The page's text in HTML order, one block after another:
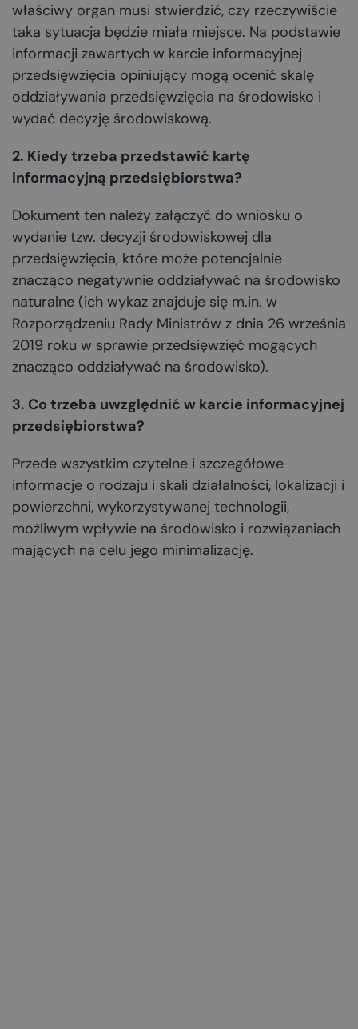
właściwy organ musi stwierdzić, czy rzeczywiście
taka sytuacja będzie miała miejsce. Na podstawie
informacji zawartych w karcie informacyjnej
przedsięwzięcia opiniujący mogą ocenić skalę
oddziaływania przedsięwzięcia na środowisko i
wydać decyzję środowiskową.
2. Kiedy trzeba przedstawić kartę
informacyjną przedsiębiorstwa?
Dokument ten należy załączyć do wniosku o
wydanie tzw. decyzji środowiskowej dla
przedsięwzięcia, które może potencjalnie
znacząco negatywnie oddziaływać na środowisko
naturalne (ich wykaz znajduje się m.in. w
Rozporządzeniu Rady Ministrów z dnia 26 września
2019 roku w sprawie przedsięwzięć mogących
znacząco oddziaływać na środowisko).
3. Co trzeba uwzględnić w karcie informacyjnej
przedsiębiorstwa?
Przede wszystkim czytelne i szczegółowe
informacje o rodzaju i skali działalności, lokalizacji i
powierzchni, wykorzystywanej technologii,
możliwym wpływie na środowisko i rozwiązaniach
mających na celu jego minimalizację.